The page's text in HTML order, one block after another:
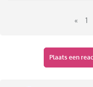
« 1
Plaats een